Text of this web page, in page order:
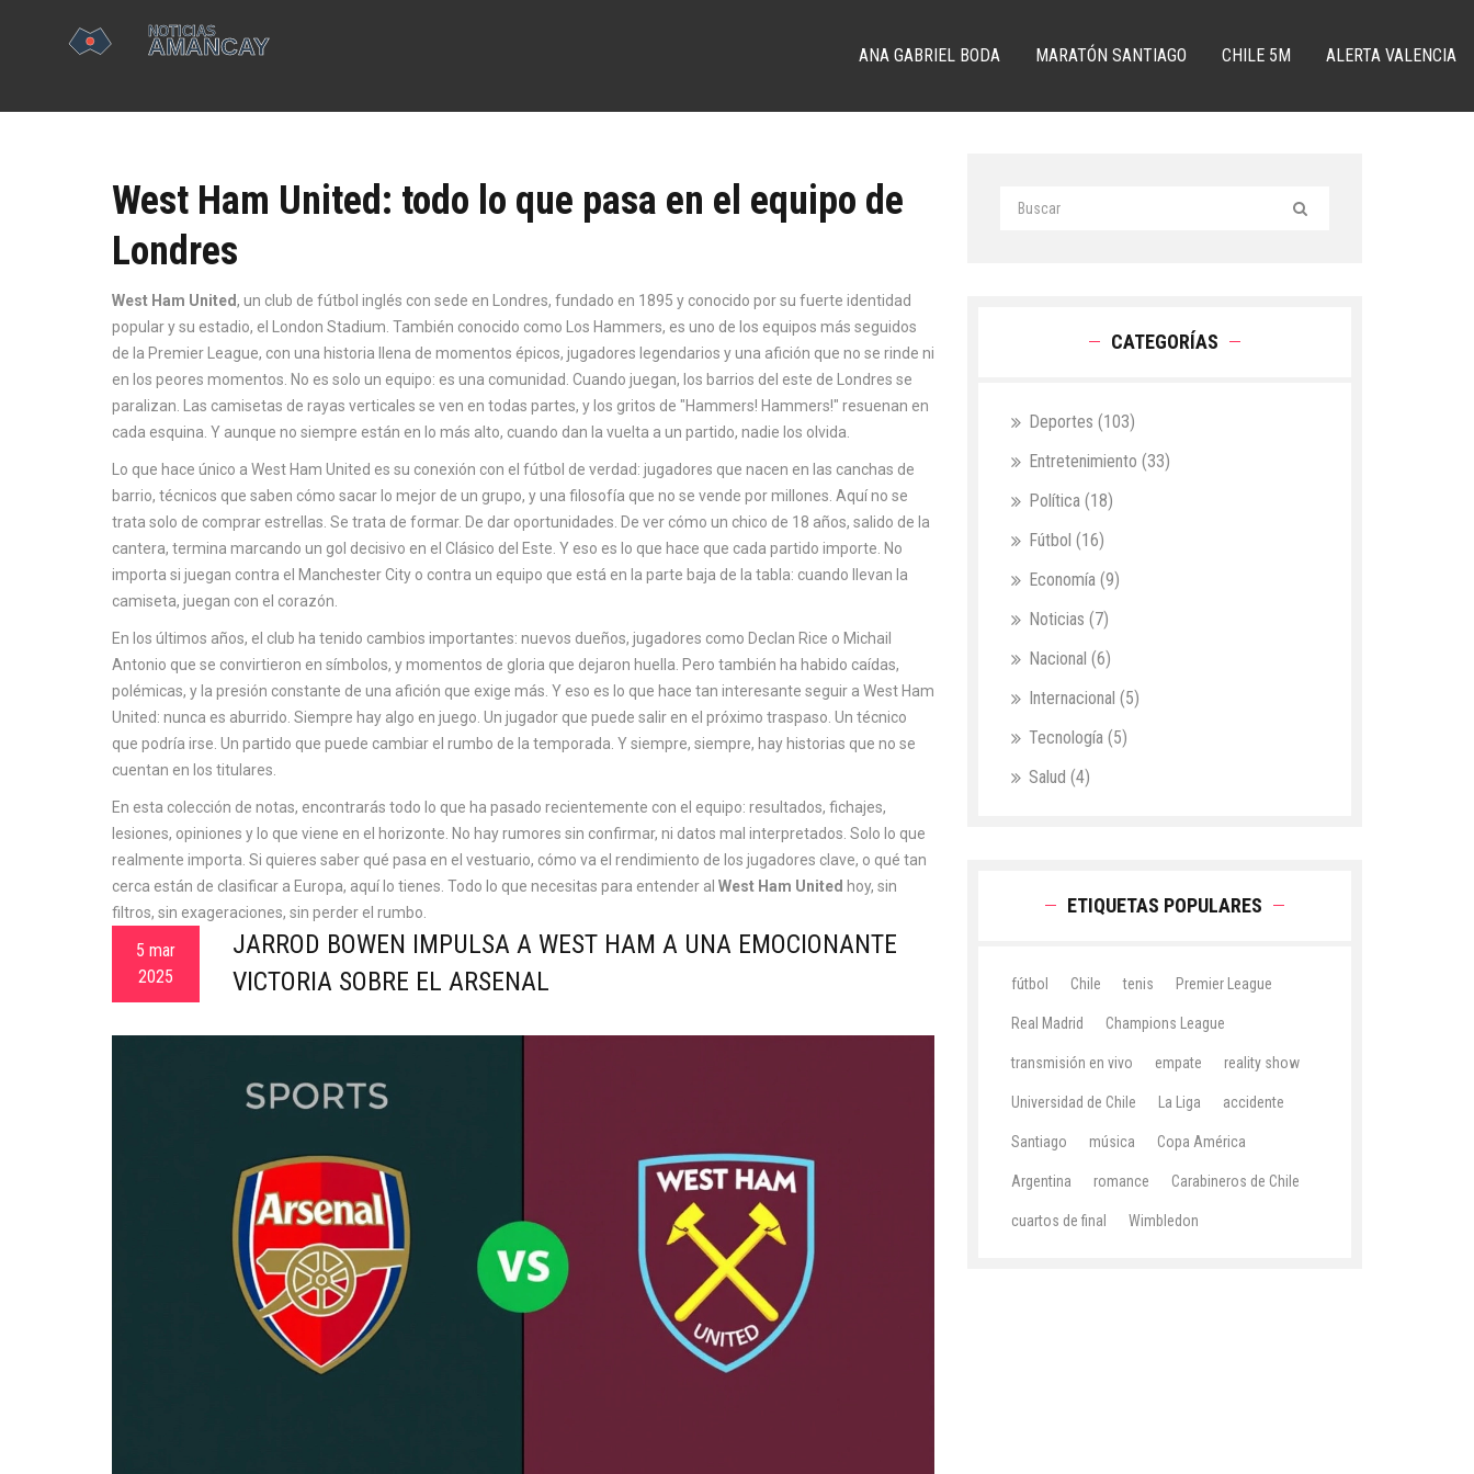
ANA GABRIEL BODA MARATÓN SANTIAGO CHILE 5M ALERTA VALENCIA
West Ham United: todo lo que pasa en el equipo de
Londres
West Ham United, un club de fútbol inglés con sede en Londres, fundado en 1895 y conocido por su fuerte identidad
popular y su estadio, el London Stadium . También conocido como Los Hammers, es uno de los equipos más seguidos
de la Premier League, con una historia llena de momentos épicos, jugadores legendarios y una afición que no se rinde ni
en los peores momentos. No es solo un equipo: es una comunidad. Cuando juegan, los barrios del este de Londres se
paralizan. Las camisetas de rayas verticales se ven en todas partes, y los gritos de "Hammers! Hammers!" resuenan en
cada esquina. Y aunque no siempre están en lo más alto, cuando dan la vuelta a un partido, nadie los olvida.
Lo que hace único a West Ham United es su conexión con el fútbol de verdad: jugadores que nacen en las canchas de
barrio, técnicos que saben cómo sacar lo mejor de un grupo, y una filosofía que no se vende por millones. Aquí no se
trata solo de comprar estrellas. Se trata de formar. De dar oportunidades. De ver cómo un chico de 18 años, salido de la
cantera, termina marcando un gol decisivo en el Clásico del Este. Y eso es lo que hace que cada partido importe. No
importa si juegan contra el Manchester City o contra un equipo que está en la parte baja de la tabla: cuando llevan la
camiseta, juegan con el corazón.
En los últimos años, el club ha tenido cambios importantes: nuevos dueños, jugadores como Declan Rice o Michail
Antonio que se convirtieron en símbolos, y momentos de gloria que dejaron huella. Pero también ha habido caídas,
polémicas, y la presión constante de una afición que exige más. Y eso es lo que hace tan interesante seguir a West Ham
United: nunca es aburrido. Siempre hay algo en juego. Un jugador que puede salir en el próximo traspaso. Un técnico
que podría irse. Un partido que puede cambiar el rumbo de la temporada. Y siempre, siempre, hay historias que no se
cuentan en los titulares.
En esta colección de notas, encontrarás todo lo que ha pasado recientemente con el equipo: resultados, fichajes,
lesiones, opiniones y lo que viene en el horizonte. No hay rumores sin confirmar, ni datos mal interpretados. Solo lo que
realmente importa. Si quieres saber qué pasa en el vestuario, cómo va el rendimiento de los jugadores clave, o qué tan
cerca están de clasificar a Europa, aquí lo tienes. Todo lo que necesitas para entender al West Ham United hoy, sin
filtros, sin exageraciones, sin perder el rumbo.
5 mar
2025
JARROD BOWEN IMPULSA A WEST HAM A UNA EMOCIONANTE
VICTORIA SOBRE EL ARSENAL
CATEGORÍAS
Deportes (103)
Entretenimiento (33)
Política (18)
Fútbol (16)
Economía (9)
Noticias (7)
Nacional (6)
Internacional (5)
Tecnología (5)
Salud (4)
ETIQUETAS POPULARES
fútbol Chile tenis Premier League
Real Madrid Champions League
transmisión en vivo empate reality show
Universidad de Chile La Liga accidente
Santiago música Copa América
Argentina romance Carabineros de Chile
cuartos de final Wimbledon